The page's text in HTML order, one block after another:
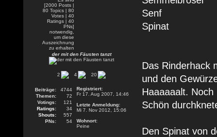
der mit den Fäusten tanzt
2 4 20
Beiträge:
4744
Themen:
72
Votings:
121
Ratings:
34
Shouts:
557
PNs:
54
Registriert:
Fr 17. Aug 2007, 14:46
Letzte Anmeldung:
Mi 7. Nov 2012, 15:06
Wohnort:
Peine
Senf
Spinat
Das Rinderhack
und den
Haaaaaalt.
Schön
Den Spinat von